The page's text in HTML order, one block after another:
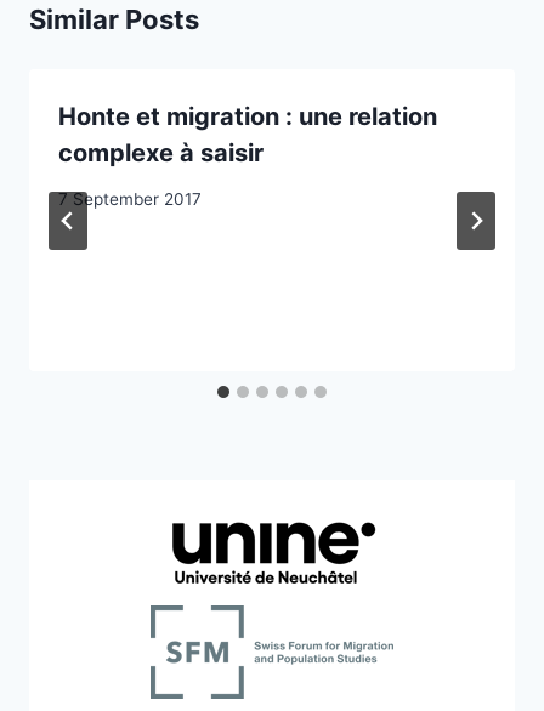
Similar Posts
Honte et migration : une relation
complexe à saisir
7 September 2017